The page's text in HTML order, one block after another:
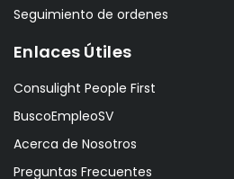
Seguimiento de ordenes
Enlaces Útiles
Consulight People First
BuscoEmpleoSV
Acerca de Nosotros
Preguntas Frecuentes